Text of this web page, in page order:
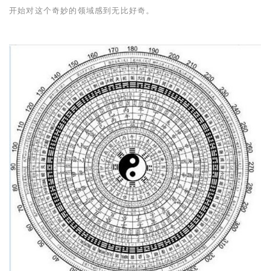
开始对这个奇妙的领域感到无比好奇。